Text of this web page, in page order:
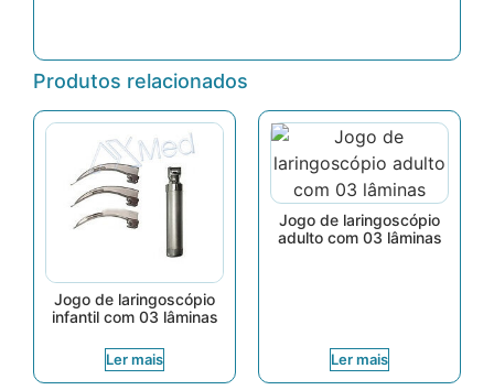
Produtos relacionados
Jogo de laringoscópio
infantil com 03 lâminas
Ler mais
Jogo de laringoscópio
adulto com 03 lâminas
Ler mais